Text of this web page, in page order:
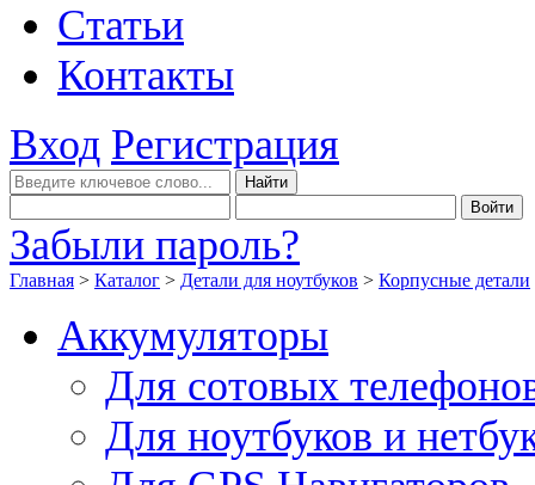
Статьи
Контакты
Вход Регистрация
Забыли пароль?
Главная > Каталог > Детали для ноутбуков > Корпусные детали
Аккумуляторы
Для сотовых
Для ноутбуков и